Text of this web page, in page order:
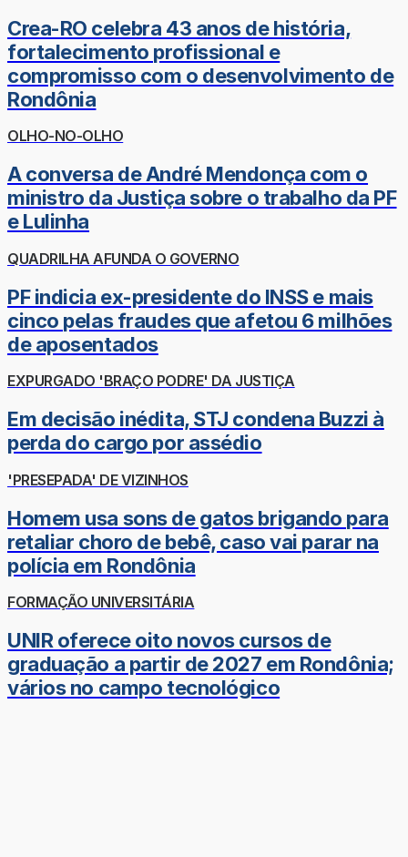
Crea-RO celebra 43 anos de história,
fortalecimento profissional e
compromisso com o desenvolvimento de
Rondônia
OLHO-NO-OLHO
A conversa de André Mendonça com o
ministro da Justiça sobre o trabalho da PF
e Lulinha
QUADRILHA AFUNDA O GOVERNO
PF indicia ex-presidente do INSS e mais
cinco pelas fraudes que afetou 6 milhões
de aposentados
EXPURGADO 'BRAÇO PODRE' DA JUSTIÇA
Em decisão inédita, STJ condena Buzzi à
perda do cargo por assédio
'PRESEPADA' DE VIZINHOS
Homem usa sons de gatos brigando para
retaliar choro de bebê, caso vai parar na
polícia em Rondônia
FORMAÇÃO UNIVERSITÁRIA
UNIR oferece oito novos cursos de
graduação a partir de 2027 em Rondônia;
vários no campo tecnológico